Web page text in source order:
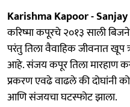
Karishma Kapoor -
करिष्मा कपूरचे २०१३ साली
परंतु तिला वैवाहिक जीवनात खूप
आहे. संजय कपूर तिला मारहाण
प्रकरण एवढे वाढले की दोघांनी
आणि संजयचा घटस्फोट झाला.